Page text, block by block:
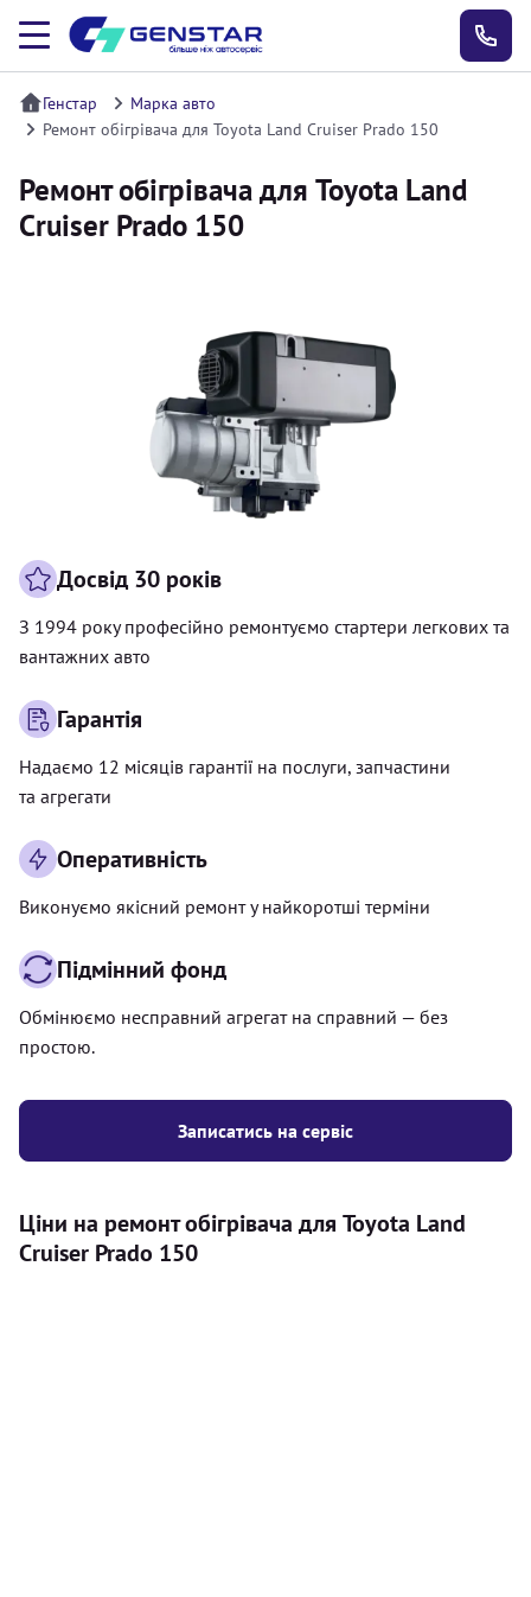
Генстар
Марка авто
Ремонт обігрівача для Toyota Land Cruiser Prado 150
Ремонт обігрівача для Toyota Land
Cruiser Prado 150
Записатись на сервіс
Досвід 30 років
З 1994 року професійно ремонтуємо стартери легкових та
вантажних авто
Гарантія
Надаємо 12 місяців гарантії на послуги, запчастини
та агрегати
Оперативність
Виконуємо якісний ремонт у найкоротші терміни
Підмінний фонд
Обмінюємо несправний агрегат на справний — без
простою.
Ціни на ремонт обігрівача для Toyota Land
Cruiser Prado 150